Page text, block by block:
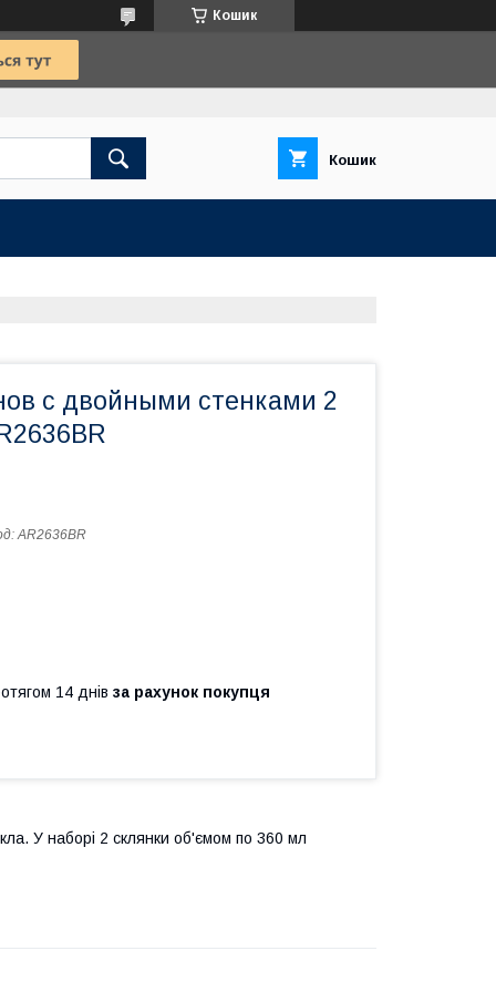
Кошик
Кошик
с двойными стенками 2
AR2636BR
14 днів за рахунок покупця
У наборі 2 склянки об'ємом по 360 мл